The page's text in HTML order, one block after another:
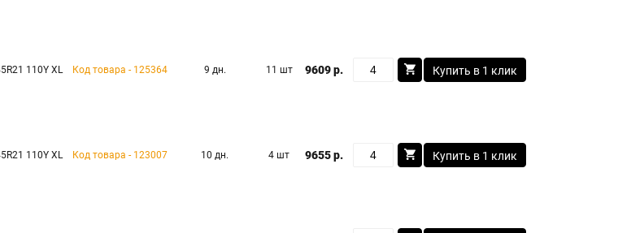
110Y XL Код товара - 125364 9 дн. 11 шт 9609 р. Купить в 1 клик
110Y XL Код товара - 123007 10 дн. 4 шт 9655 р. Купить в 1 клик